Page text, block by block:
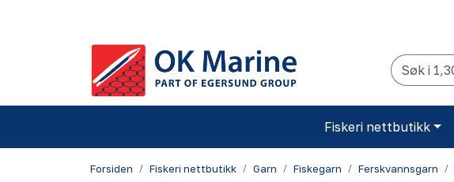
Fiskeri nettbutikk
Forsiden Fiskeri nettbutikk Garn Fiskegarn Ferskvannsgarn